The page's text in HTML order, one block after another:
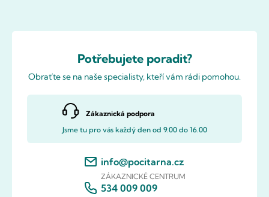
Potřebujete poradit?
Obraťte se na naše specialisty, kteří vám rádi pomohou.
Zákaznická podpora
Jsme tu pro vás každý den od 9.00 do 16.00
info@pocitarna.cz
ZÁKAZNICKÉ CENTRUM
534 009 009